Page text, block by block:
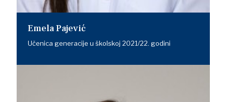
Emela Pajević
Učenica generacije u školskoj 2021/22. godini